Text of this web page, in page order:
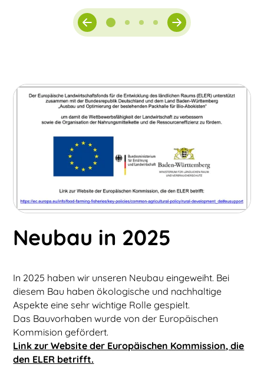
Neubau in 2025
In 2025 haben wir unseren Neubau eingeweiht. Bei
diesem Bau haben ökologische und nachhaltige
Aspekte eine sehr wichtige Rolle gespielt.
Das Bauvorhaben wurde von der Europäischen
Kommision gefördert.
Link zur Website der Europäischen Kommission, die
den ELER betrifft.